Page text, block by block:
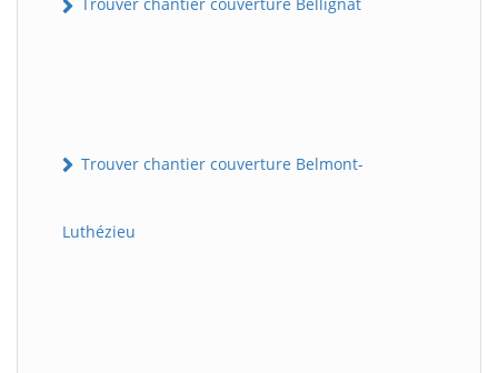
Trouver chantier couverture Belmont-
Luthézieu